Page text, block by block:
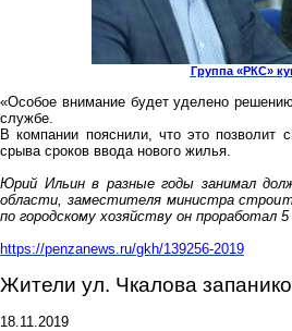
Группа «РКС»
«Особое внимание будет уделено
службе.
В компании пояснили, что это позволит
срыва сроков ввода нового жилья.
Юрий Ильин в разные годы занимал
области, заместителя министра
по городскому хозяйству он проработал
https://penzanews.ru/gkh/139256-2019
Жители ул. Чкалова
18.11.2019